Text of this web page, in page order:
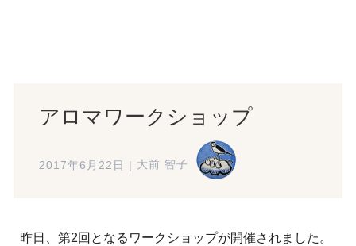
アロマワークショップ
2017年6月22日 | 大前 智子
昨日、第2回となるワークショップが開催されました。